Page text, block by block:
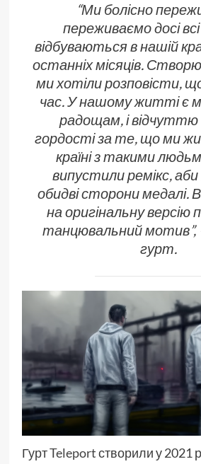
“Ми болісно
переживаємо досі всі
відбуваються в нашій
останніх місяців.
ми хотіли розповісти,
час. У нашому житті є
радощам, і
гордості за те, що ми
країні з такими
випустили ремікс,
обидві сторони медалі.
на оригінальну версію
танцювальний мотив”,
гурт.
ГуртTeleportстворили у 2021